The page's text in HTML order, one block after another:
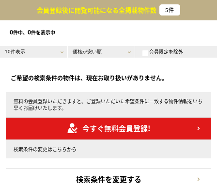
会員登録後に閲覧可能になる全掲載物件数 5件
0件中、 0件を表示中
会員限定を除外
ご希望の検索条件の物件は、現在お取り扱いがありません。
無料の会員登録いただきますと、ご登録いただいた希望条件に一致する物件情報をいち
早くお届けいたします。
今すぐ無料会員登録!
検索条件の変更はこちらから
検索条件を変更する